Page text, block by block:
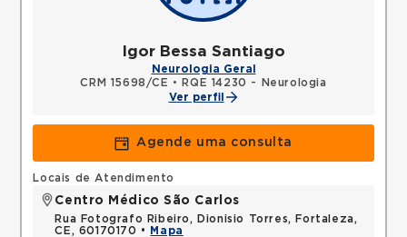
Igor Bessa Santiago
Neurologia Geral
CRM 15698/CE •
RQE 14230 - Neurologia
Ver perfil
Agende uma consulta
Locais de Atendimento
Centro Médico São Carlos
Rua Fotografo Ribeiro, Dionisio Torres, Fortaleza,
CE, 60170170 •
Mapa